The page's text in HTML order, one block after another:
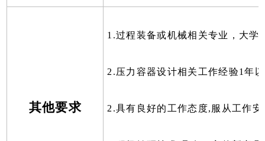
其他要求
1.过程装备或机械相关专业，大学
2.压力容器设计相关工作经验1年
2.具有良好的工作态度,服从工作安